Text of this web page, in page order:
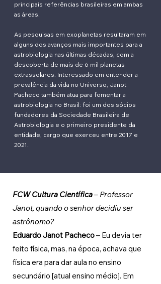
principais referências brasileiras em ambas
as áreas.
As pesquisas em exoplanetas resultaram em
alguns dos avanços mais importantes para a
astrobiologia nas últimas décadas, com a
descoberta de mais de 6 mil planetas
extrassolares. Interessado em entender a
prevalência da vida no Universo, Janot
Pacheco também atua para fomentar a
astrobiologia no Brasil: foi um dos sócios
fundadores da Sociedade Brasileira de
Astrobiologia e o primeiro presidente da
entidade, cargo que exerceu entre 2017 e
2021.
FCW Cultura Científica – Professor
Janot, quando o senhor decidiu ser
astrônomo?
Eduardo Janot Pacheco – Eu devia ter
feito física, mas, na época, achava que
física era para dar aula no ensino
secundário [atual ensino médio]. Em